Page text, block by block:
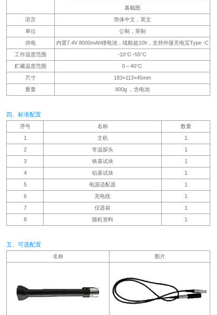
幕截图
语言
简体中文，英文
单位
公制，英制
供电
内置7.4V 8000mAh锂电池，续航超10h，支持外接充电宝Type -C
工作温度范围
-10℃~55℃
贮藏温度范围
0～40℃
尺寸
183×113×45mm
重量
800g ，含电池
四、标准配置
序号 名称
数量
1
主机
1
2
常温探头
1
3
铁基试块
1
4
铝基试块
1
5
电源适配器
1
6
充电线
1
7
仪器箱
1
8
随机资料 1
五、可选配置
名称 图片